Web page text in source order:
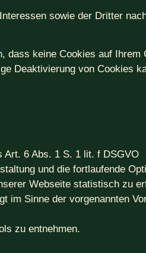
sowie der Dritter
dass keine Cookies auf Ihrem
Deaktivierung von Cookies
Art. 6 Abs. 1 S. 1 lit. f DSGVO
und die fortlaufende
Webseite statistisch zu
im Sinne der vorgenannten
zu entnehmen.